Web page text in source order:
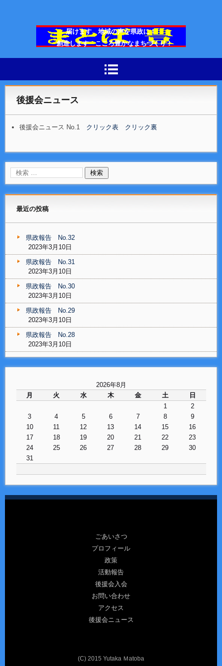
届けます 地域の声を県政に！
創造します こころ豊かなまちづくり！
後援会ニュース
後援会ニュース No.1 クリック表 クリック裏
最近の投稿
県政報告 No.32
2023年3月10日
県政報告 No.31
2023年3月10日
県政報告 No.30
2023年3月10日
県政報告 No.29
2023年3月10日
県政報告 No.28
2023年3月10日
2026年8月
月
火 水 木 金 土
日
1
2
3
4 5 6 7 8
9
10
11 12 13 14 15
16
17
18 19 20 21 22
23
24
25 26 27 28 29
30
31
ごあいさつ
プロフィール
政策
活動報告
後援会入会
お問い合わせ
アクセス
後援会ニュース
(C) 2015 Yutaka Ｍatoba